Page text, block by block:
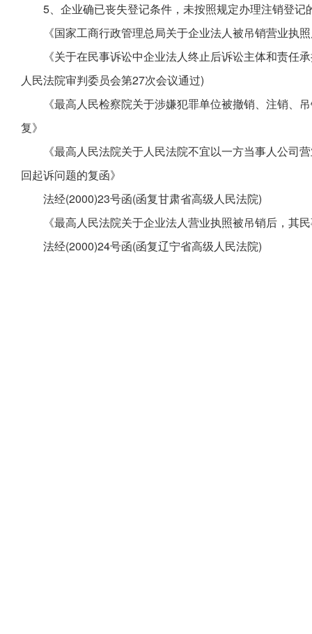
5、企业确已丧失登记条件，未按照规定办理注销登记
《国家工商行政管理总局关于企业法人被吊销营业执
《关于在民事诉讼中企业法人终止后诉讼主体和责任
人民法院审判委员会第27次会议通过)
《最高人民检察院关于涉嫌犯罪单位被撤销、注销、
复》
《最高人民法院关于人民法院不宜以一方当事人公司
回起诉问题的复函》
法经(2000)23号函(函复甘肃省高级人民法院)
《最高人民法院关于企业法人营业执照被吊销后，其
法经(2000)24号函(函复辽宁省高级人民法院)